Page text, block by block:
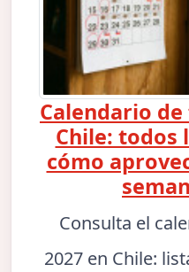
Calendario
Chile: todos
cómo
Consulta el
2027 en Chile: